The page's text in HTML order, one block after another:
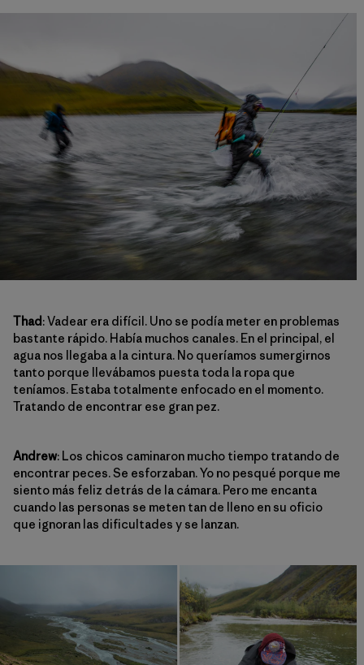
Thad : Vadear era difícil. Uno se podía meter en problemas
bastante rápido. Había muchos canales. En el principal, el
agua nos llegaba a la cintura. No queríamos sumergirnos
tanto porque llevábamos puesta toda la ropa que
teníamos. Estaba totalmente enfocado en el momento.
Tratando de encontrar ese gran pez.
Andrew: Los chicos caminaron mucho tiempo tratando de
encontrar peces. Se esforzaban. Yo no pesqué porque me
siento más feliz detrás de la cámara. Pero me encanta
cuando las personas se meten tan de lleno en su oficio
que ignoran las dificultades y se lanzan.